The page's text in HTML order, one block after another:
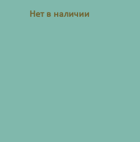
Нет в наличии